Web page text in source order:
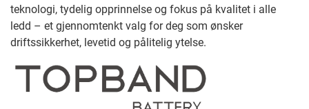
teknologi, tydelig opprinnelse og fokus på kvalitet i alle
ledd – et gjennomtenkt valg for deg som ønsker
driftssikkerhet, levetid og pålitelig ytelse.